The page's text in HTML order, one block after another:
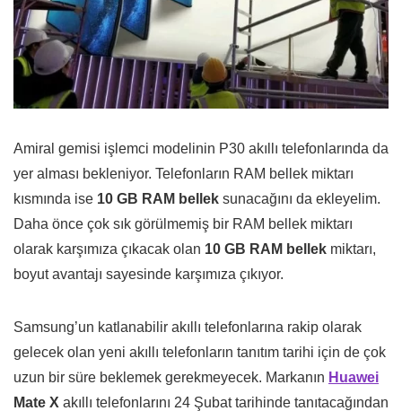
Amiral gemisi işlemci modelinin P30 akıllı telefonlarında da
yer alması bekleniyor. Telefonların RAM bellek miktarı
kısmında ise 10 GB RAM bellek sunacağını da ekleyelim.
Daha önce çok sık görülmemiş bir RAM bellek miktarı
olarak karşımıza çıkacak olan 10 GB RAM bellek miktarı,
boyut avantajı sayesinde karşımıza çıkıyor.
Samsung’un katlanabilir akıllı telefonlarına rakip olarak
gelecek olan yeni akıllı telefonların tanıtım tarihi için de çok
uzun bir süre beklemek gerekmeyecek. Markanın Huawei
Mate X akıllı telefonlarını 24 Şubat tarihinde tanıtacağından